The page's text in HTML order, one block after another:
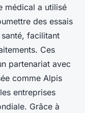
médical a utilisé
des essais
facilitant
Ces
partenariat avec
comme Alpis
entreprises
Grâce à